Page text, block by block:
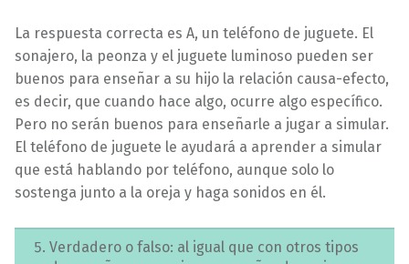
La respuesta correcta es A, un teléfono de juguete. El
sonajero, la peonza y el juguete luminoso pueden ser
buenos para enseñar a su hijo la relación causa-efecto,
es decir, que cuando hace algo, ocurre algo específico.
Pero no serán buenos para enseñarle a jugar a simular.
El teléfono de juguete le ayudará a aprender a simular
que está hablando por teléfono, aunque solo lo
sostenga junto a la oreja y haga sonidos en él.
Verdadero o falso: al igual que con otros tipos